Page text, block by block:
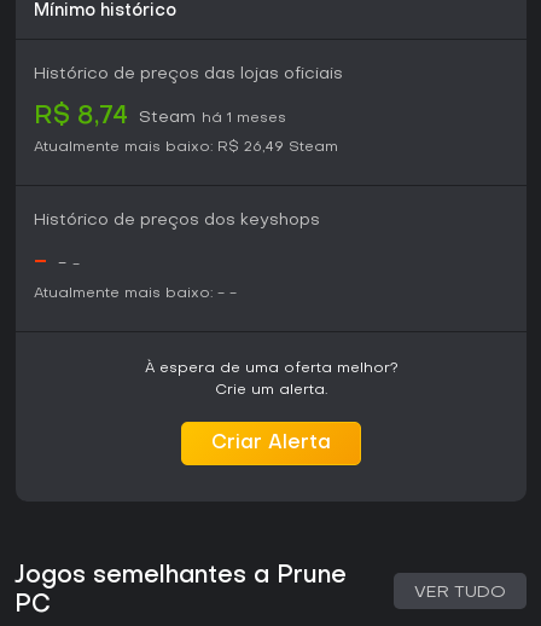
Mínimo histórico
Histórico de preços das lojas oficiais
R$ 8,74 Steam
há 1 meses
Atualmente mais baixo: R$ 26,49 Steam
Histórico de preços dos keyshops
- - -
Atualmente mais baixo: - -
À espera de uma oferta melhor?
Crie um alerta.
Criar Alerta
Jogos semelhantes a Prune
PC
VER TUDO